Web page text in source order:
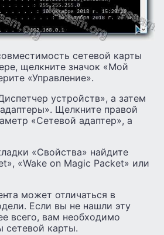
сетевой карты
щелкните значок «Мой
«Управление».
устройств», а затем
Щелкните правой
«Сетевой адаптер», а
«Свойства» найдите
«Wake on Magic Packet» или
может отличаться в
Если вы не нашли эту
всего, вам необходимо
сетевой карты.